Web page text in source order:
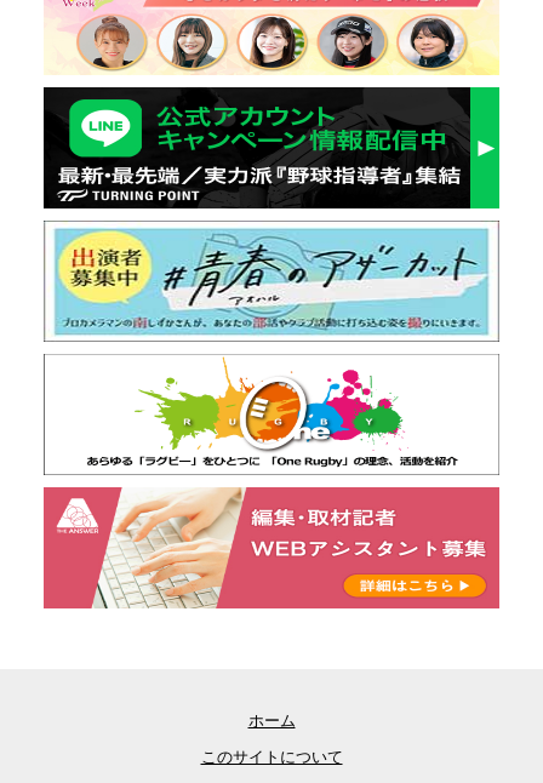
ホーム
このサイトについて